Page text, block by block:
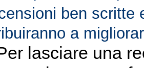
ben scritte
a
lasciare una